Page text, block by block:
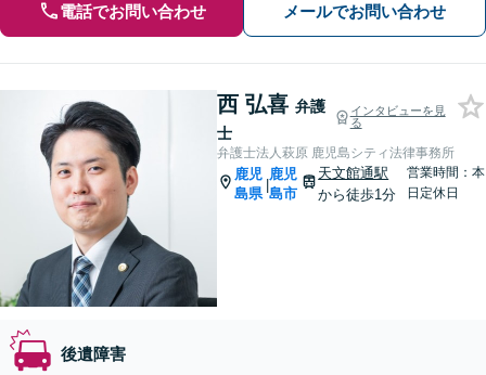
電話でお問い合わせ メールでお問い合わせ
西 弘喜 弁護
士
インタビューを見
る
弁護士法人萩原 鹿児島シティ法律事務所
鹿児
島県
|
鹿児
島市
天文館通駅
から徒歩1分
営業時間：本
日定休日
後遺障害